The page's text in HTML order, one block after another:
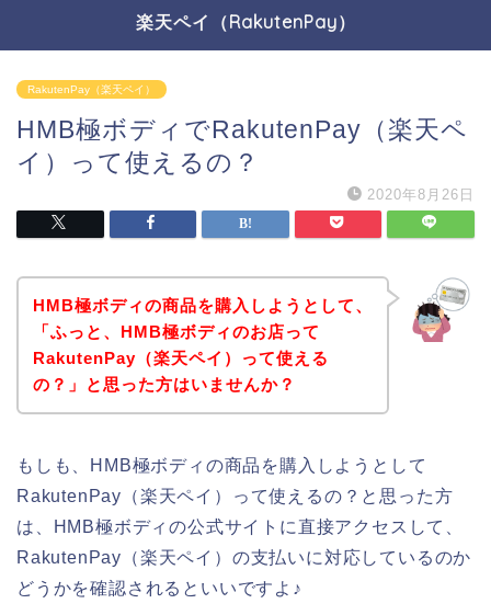
楽天ペイ（RakutenPay）
RakutenPay（楽天ペイ）
HMB極ボディでRakutenPay（楽天ペ
イ）って使えるの？
2020年8月26日
HMB極ボディの商品を購入しようとして、
「ふっと、HMB極ボディのお店って
RakutenPay（楽天ペイ）って使える
の？」と思った方はいませんか？
もしも、HMB極ボディの商品を購入しようとして
RakutenPay（楽天ペイ）って使えるの？と思った方
は、HMB極ボディの公式サイトに直接アクセスして、
RakutenPay（楽天ペイ）の支払いに対応しているのか
どうかを確認されるといいですよ♪